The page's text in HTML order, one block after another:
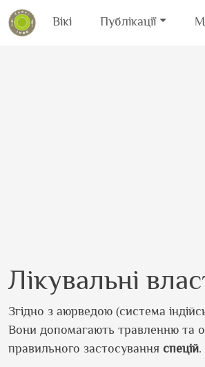
Вікі Публікації
Лікувальні
Згідно з аюрведою (система
Вони допомагають травленню та
правильного застосування спецій.